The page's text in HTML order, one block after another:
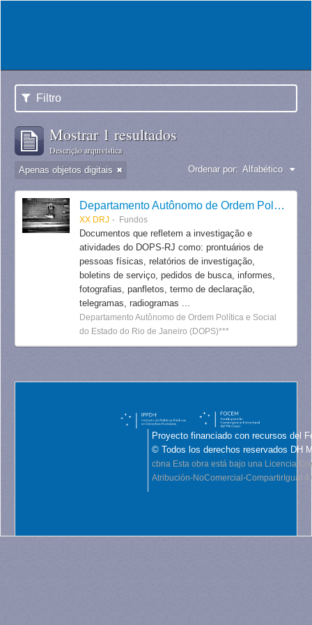
Filtro
Mostrar 1 resultados
Descrição arquivística
Apenas objetos digitais Ordenar por: Alfabético
Departamento Autônomo de Ordem Política e Social do Estado do Rio de Janeiro
XX DRJ Fundos
Documentos que refletem a investigação e
atividades do DOPS-RJ como: prontuários de
pessoas físicas, relatórios de investigação,
boletins de serviço, pedidos de busca, informes,
fotografias, panfletos, termo de declaração,
telegramas, radiogramas ...
Departamento Autônomo de Ordem Política e Social
do Estado do Rio de Janeiro (DOPS)***
Proyecto financiado con recursos del
© Todos los derechos reservados DH
cbna Esta obra está bajo una Licencia
Atribución-NoComercial-CompartirIgual